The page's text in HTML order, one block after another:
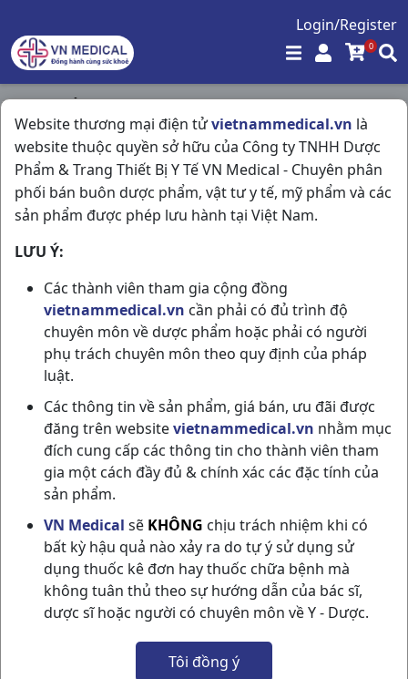
Login/Register
0
Website thương mại điện tửvietnammedical.vn là
website thuộc quyền sở hữu của Công ty TNHH Dược
Phẩm & Trang Thiết Bị Y Tế VN Medical - Chuyên phân
phối bán buôn dược phẩm, vật tư y tế, mỹ phẩm và các
sản phẩm được phép lưu hành tại Việt Nam.
LƯU Ý:
Các thành viên tham gia cộng đồng
vietnammedical.vn cần phải có đủ trình độ
chuyên môn về dược phẩm hoặc phải có người
phụ trách chuyên môn theo quy định của pháp
luật.
Các thông tin về sản phẩm, giá bán, ưu đãi được
đăng trên websitevietnammedical.vn nhằm mục
đích cung cấp các thông tin cho thành viên tham
gia một cách đầy đủ & chính xác các đặc tính của
sản phẩm.
VN Medical sẽ KHÔNG chịu trách nhiệm khi có
bất kỳ hậu quả nào xảy ra do tự ý sử dụng sử
dụng thuốc kê đơn hay thuốc chữa bệnh mà
không tuân thủ theo sự hướng dẫn của bác sĩ,
dược sĩ hoặc người có chuyên môn về Y - Dược.
Tôi đồng ý
Trang chủ / Kháng Viêm - Kháng Histamin /
Agimetpred 16mg H60vn Agimexpharm
AGIMETPRED 16MG H60VN
AGIMEXPHARM
NSX:Agimexpharm
Nhóm hàng:
Kháng Viêm - Kháng